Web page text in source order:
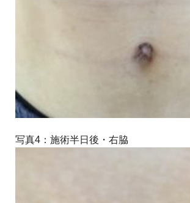
写真4：施術半日後・右脇